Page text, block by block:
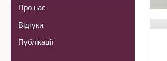
Про нас
Відгуки
Публікації